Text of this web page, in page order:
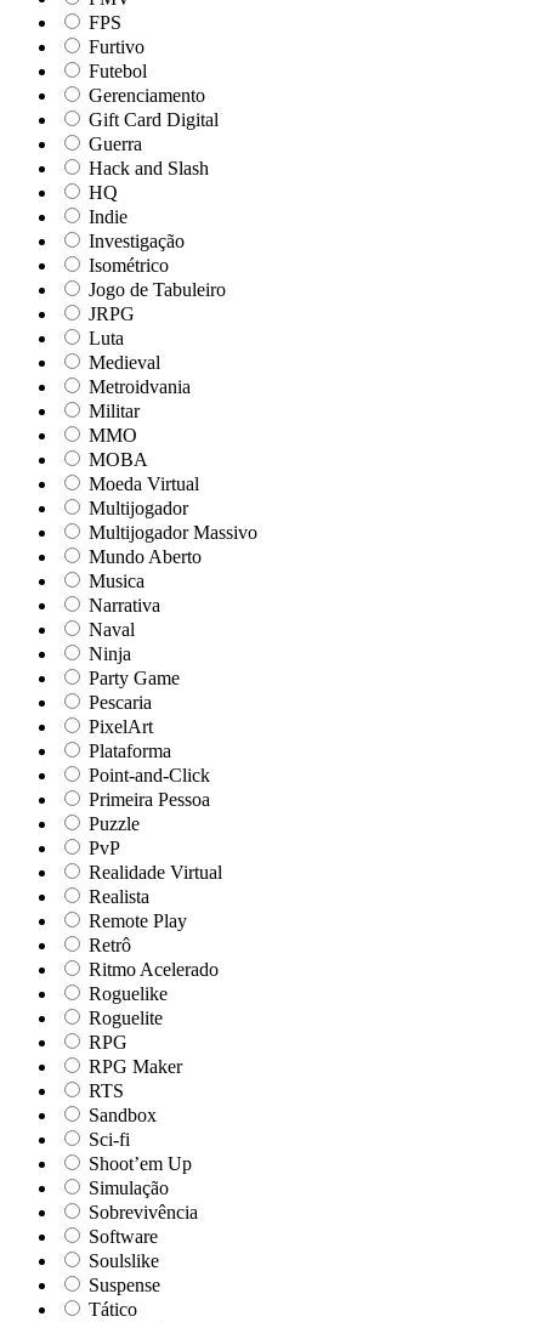
FPS
Furtivo
Futebol
Gerenciamento
Gift Card Digital
Guerra
Hack and Slash
HQ
Indie
Investigação
Isométrico
Jogo de Tabuleiro
JRPG
Luta
Medieval
Metroidvania
Militar
MMO
MOBA
Moeda Virtual
Multijogador
Multijogador Massivo
Mundo Aberto
Musica
Narrativa
Naval
Ninja
Party Game
Pescaria
PixelArt
Plataforma
Point-and-Click
Primeira Pessoa
Puzzle
PvP
Realidade Virtual
Realista
Remote Play
Retrô
Ritmo Acelerado
Roguelike
Roguelite
RPG
RPG Maker
RTS
Sandbox
Sci-fi
Shoot’em Up
Simulação
Sobrevivência
Software
Soulslike
Suspense
Tático